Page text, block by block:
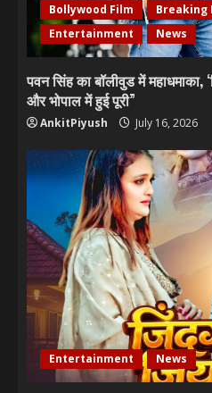
Bollywood Film
Breaking
Entertainment
News
पवन सिंह का बॉलीवुड में
और भोपाल में हुई पूरी”
AnkitPiyush July 16, 2026
Entertainment News